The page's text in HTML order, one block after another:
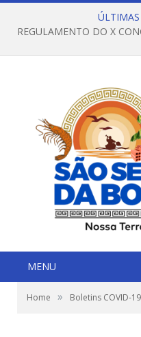
ÚLTIMAS
MENU
Home » Boletins COVID-19